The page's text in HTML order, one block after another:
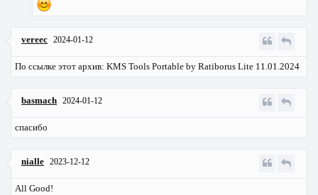
vereec 2024-01-12
По ссылке этот архив: KMS Tools Portable by Ratiborus Lite 11.01.2024
basmach 2024-01-12
спасибо
nialle 2023-12-12
All Good!